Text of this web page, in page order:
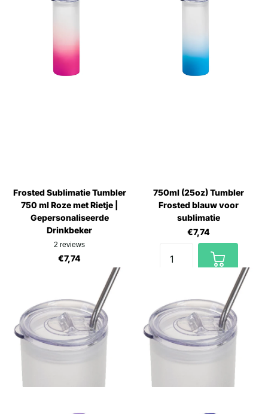
Frosted Sublimatie Tumbler
750 ml Roze met Rietje |
Gepersonaliseerde
Drinkbeker
2 reviews
€7,74
750ml (25oz) Tumbler
Frosted blauw voor
sublimatie
€7,74